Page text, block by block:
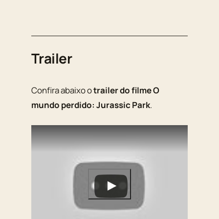
Trailer
Confira abaixo otrailer do filme O
mundo perdido: Jurassic Park.